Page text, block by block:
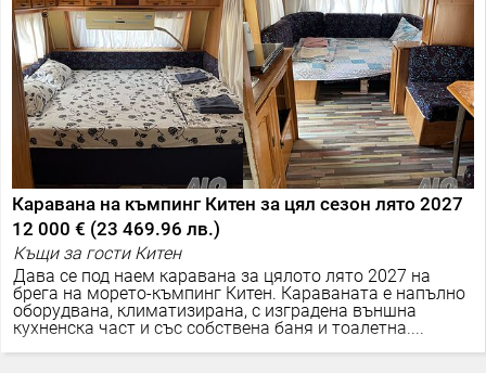
Каравана на къмпинг Китен за цял сезон лято 2027
12 000 € (23 469.96 лв.)
Къщи за гости Китен
Дава се под наем каравана за цялото лято 2027 на
брега на морето-къмпинг Китен. Караваната е напълно
оборудвана, климатизирана, с изградена външна
кухненска част и със собствена баня и тоалетна....